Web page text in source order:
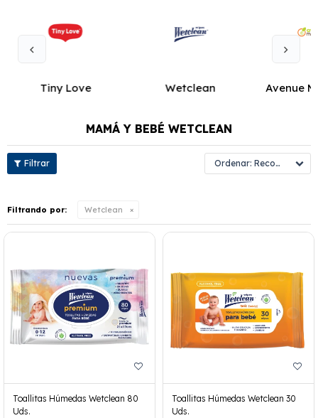
Tiny Love Wetclean Avenue
MAMÁ Y BEBÉ WETCLEAN
Recomendados
Filtrando por: Wetclean
Toallitas Húmedas Wetclean 80
Uds.
Toallitas Húmedas Wetclean 30
Uds.